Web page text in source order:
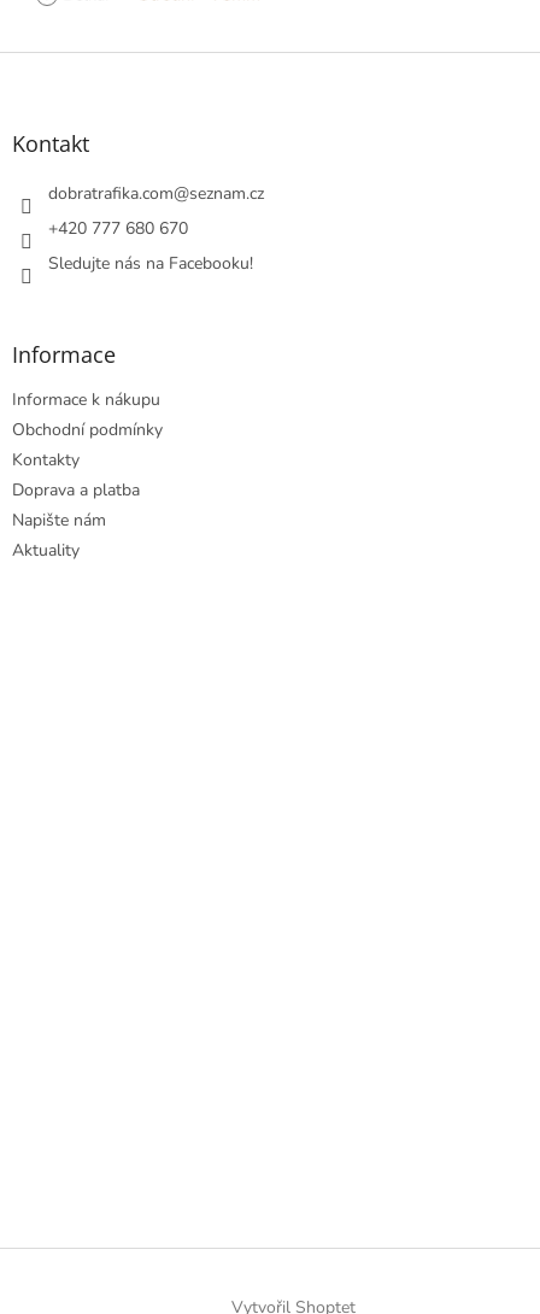
Z
Kontakt
dobratrafika.com@seznam.cz
+420 777 680 670
Sledujte nás na Facebooku!
Informace
Informace k nákupu
Obchodní podmínky
Kontakty
Doprava a platba
Napište nám
Aktuality
Vytvořil Shoptet